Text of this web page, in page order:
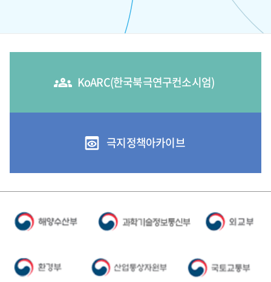
KoARC(한국북극연구컨소시엄)
극지정책아카이브